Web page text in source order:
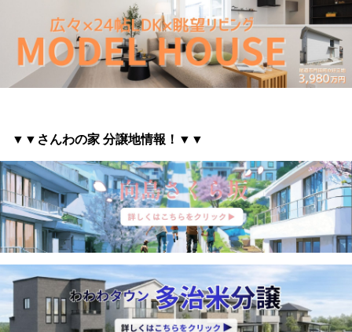
▼▼さんわの家 分譲地情報 ！▼▼